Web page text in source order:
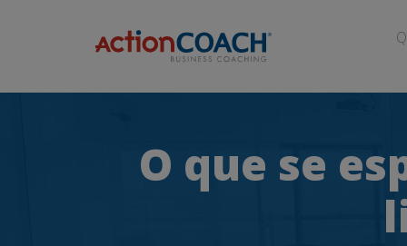
O que se